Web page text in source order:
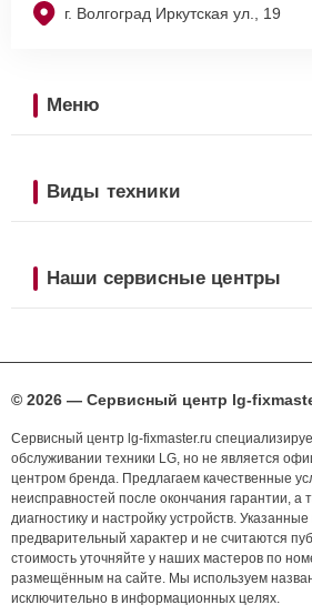
г. Волгоград Иркутская ул., 19
Меню
Виды техники
Наши сервисные центры
© 2026 — Сервисный центр lg-
Сервисный центр lg-fixmaster.ru
обслуживании техники LG, но не является
центром бренда. Предлагаем качественные
неисправностей после окончания гарантии, а
диагностику и настройку устройств.
предварительный характер и не считаются
стоимость уточняйте у наших мастеров по
размещённым на сайте. Мы используем
исключительно в информационных целях.